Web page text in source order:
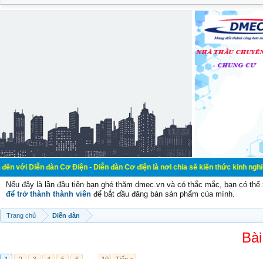
đàn Cơ Điện - Diễn đàn Cơ điện là nơi chia sẽ kiến thức kinh nghiệm
Nếu đây là lần đầu tiên bạn ghé thăm dmec.vn và có thắc mắc, bạn có
để trở thành thành viên để bắt đầu đăng bán sản phẩm của mình.
Trang chủ Diễn đàn